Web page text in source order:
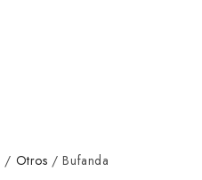
/ Otros / Bufanda